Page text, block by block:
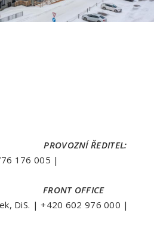
PROVOZNÍ ŘEDITEL:
176 005 |
s.r.o. FRONT OFFICE
DiS. | +420 602 976 000 |